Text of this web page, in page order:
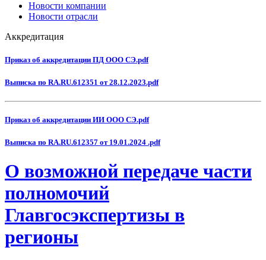
Новости компании
Новости отрасли
Аккредитация
Приказ об аккредитации ПД ООО СЭ.pdf
Выписка по RA.RU.612351 от 28.12.2023.pdf
Приказ об аккредитации ИИ ООО СЭ.pdf
Выписка по RA.RU.612357 от 19.01.2024 .pdf
О возможной передаче части
полномочий
Главгосэкспертизы в
регионы